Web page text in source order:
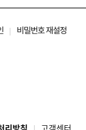
비밀번호 재설정